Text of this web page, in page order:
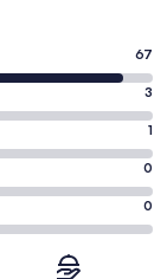
67
3
1
0
0